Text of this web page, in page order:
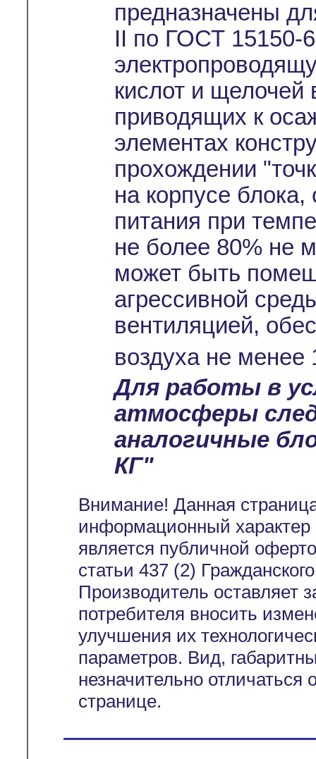
предназначены
II по ГОСТ 15150-
кислот и щелочей
приводящих к
элементах
прохождении
на корпусе
питания при
не более 80% не
может быть
агрессивной
вентиляцией,
воздуха не менее
Для работы в
атмосферы
аналогичные
КГ"
Внимание! Данная
информационный характер
является публичной
статьи 437 (2)
Производитель оставляет
потребителя вносить
улучшения их
параметров. Вид,
незначительно
странице.